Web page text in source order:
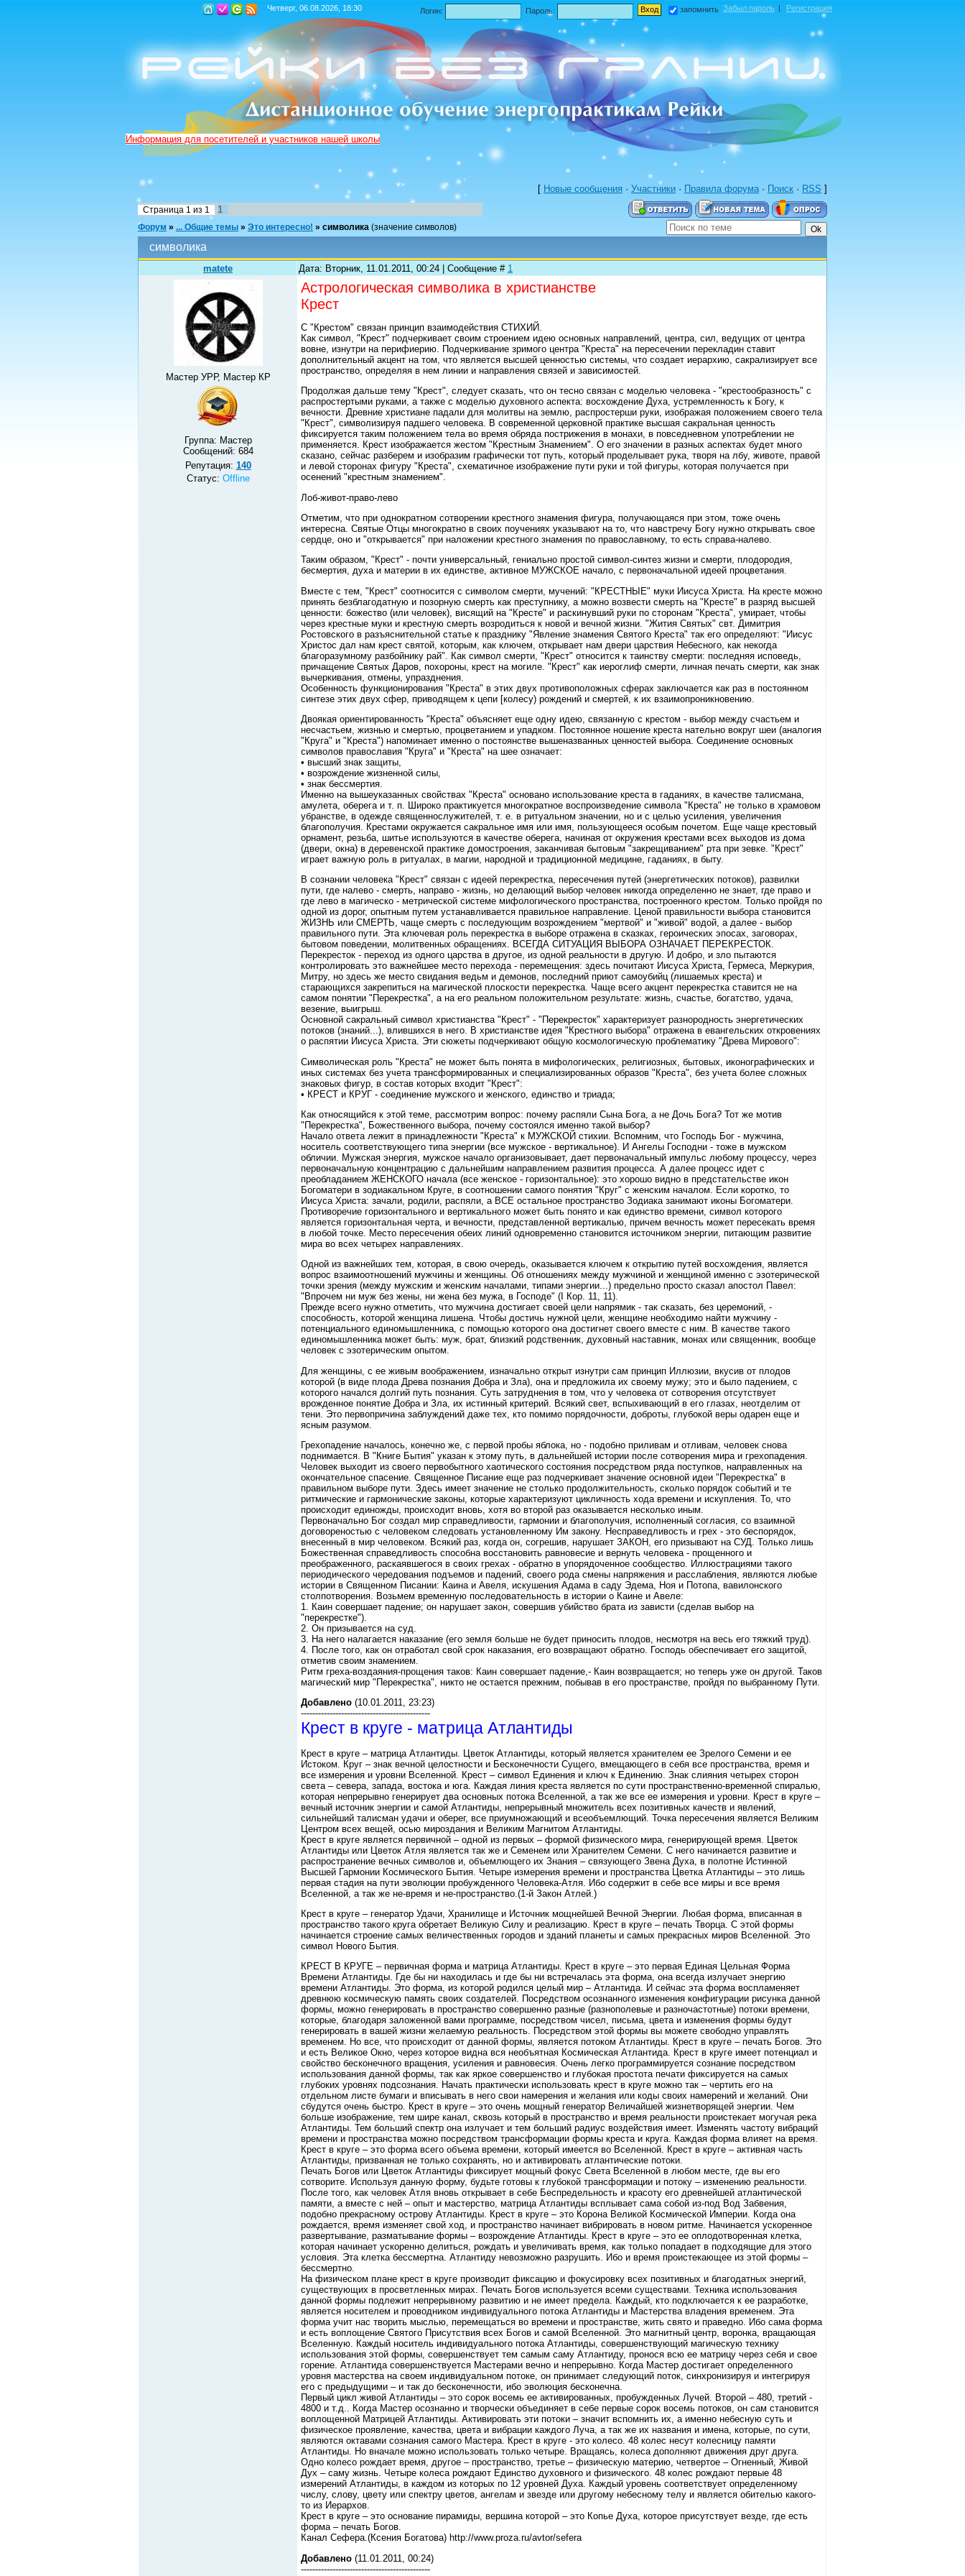
Четверг, 06.08.2026, 18:30 Логин: Пароль: запомнить Забыл пароль | Регистрация
Информация для посетителей и участников нашей школы
[ Новые сообщения · Участники · Правила форума · Поиск · RSS ]
Страница 1 из 1 1
Форум » ... Общие темы » Это интересно! » символика (значение символов)
символика
matete Дата: Вторник, 11.01.2011, 00:24 | Сообщение # 1
Мастер УРР, Мастер КР
Группа: Мастер
Сообщений: 684
Репутация: 140
Статус: Offline
Астрологическая символика в христианстве
Крест
С "Крестом" связан принцип взаимодействия СТИХИЙ.
Как символ, "Крест" подчеркивает своим строением идею основных направлений, центра, сил, ведущих от центра
вовне, изнутри на перифиерию. Подчеркивание зримого центра "Креста" на пересечении перекладин ставит
дополнительный акцент на том, что является высшей ценностью системы, что создает иерархию, сакрализирует все
пространство, определяя в нем линии и направления связей и зависимостей.
Продолжая дальше тему "Крест", следует сказать, что он тесно связан с моделью человека - "крестообразность" с
распростертыми руками, а также с моделью духовного аспекта: восхождение Духа, устремленность к Богу, к
вечности. Древние христиане падали для молитвы на землю, распростерши руки, изображая положением своего тела
"Крест", символизируя падшего человека. В современной церковной практике высшая сакральная ценность
фиксируется таким положением тела во время обряда пострижения в монахи, в повседневном употреблении не
применяется. Крест изображается жестом "Крестным Знамением". О его значении в разных аспектах будет много
сказано, сейчас разберем и изобразим графически тот путь, который проделывает рука, творя на лбу, животе, правой
и левой сторонах фигуру "Креста", схематичное изображение пути руки и той фигуры, которая получается при
осенений "крестным знамением".
Лоб-живот-право-лево
Отметим, что при однократном сотворении крестного знамения фигура, получающаяся при этом, тоже очень
интересна. Святые Отцы многократно в своих поучениях указывают на то, что навстречу Богу нужно открывать свое
сердце, оно и "открывается" при наложении крестного знамения по православному, то есть справа-налево.
Таким образом, "Крест" - почти универсальный, гениально простой символ-синтез жизни и смерти, плодородия,
бесмертия, духа и материи в их единстве, активное МУЖСКОЕ начало, с первоначальной идеей процветания.
Вместе с тем, "Крест" соотносится с символом смерти, мучений: "КРЕСТНЫЕ" муки Иисуса Христа. На кресте можно
принять безблагодатную и позорную смерть как преступнику, а можно возвести смерть на "Кресте" в разряд высшей
ценности: божество (или человек), висящий на "Кресте" и раскинувший руки по сторонам "Креста", умирает, чтобы
через крестные муки и крестную смерть возродиться к новой и вечной жизни. "Жития Святых" свт. Димитрия
Ростовского в разъяснительной статье к празднику "Явление знамения Святого Креста" так его определяют: "Иисус
Христос дал нам крест святой, которым, как ключем, открывает нам двери царствия Небесного, как некогда
благоразумному разбойнику рай". Как символ смерти, "Крест" относится к таинству смерти: последняя исповедь,
причащение Святых Даров, похороны, крест на могиле. "Крест" как иероглиф смерти, личная печать смерти, как знак
вычеркивания, отмены, упразднения.
Особенность функционирования "Креста" в этих двух противоположных сферах заключается как раз в постоянном
синтезе этих двух сфер, приводящем к цепи [колесу) рождений и смертей, к их взаимопроникновению.
Двоякая ориентированность "Креста" объясняет еще одну идею, связанную с крестом - выбор между счастьем и
несчастьем, жизнью и смертью, процветанием и упадком. Постоянное ношение креста нательно вокруг шеи (аналогия
"Круга" и "Креста") напоминает именно о постоянстве вышеназванных ценностей выбора. Соединение основных
символов православия "Круга" и "Креста" на шее означает:
• высший знак защиты,
• возрождение жизненной силы,
• знак бессмертия.
Именно на вышеуказанных свойствах "Креста" основано использование креста в гаданиях, в качестве талисмана,
амулета, оберега и т. п. Широко практикуется многократное воспроизведение символа "Креста" не только в храмовом
убранстве, в одежде священнослужителей, т. е. в ритуальном значении, но и с целью усиления, увеличения
благополучия. Крестами окружается сакральное имя или имя, пользующееся особым почетом. Еще чаще крестовый
орнамент, резьба, шитье используются в качестве оберега, начиная от окружения крестами всех выходов из дома
(двери, окна) в деревенской практике домостроения, заканчивая бытовым "закрещиванием" рта при зевке. "Крест"
играет важную роль в ритуалах, в магии, народной и традиционной медицине, гаданиях, в быту.
В сознании человека "Крест" связан с идеей перекрестка, пересечения путей (энергетических потоков), развилки
пути, где налево - смерть, направо - жизнь, но делающий выбор человек никогда определенно не знает, где право и
где лево в магическо - метрической системе мифологического пространства, построенного крестом. Только пройдя по
одной из дорог, опытным путем устанавливается правильное направление. Ценой правильности выбора становится
ЖИЗНЬ или СМЕРТЬ, чаще смерть с последующим возрождением "мертвой" и "живой" водой, а далее - выбор
правильного пути. Эта ключевая роль перекрестка в выборе отражена в сказках, героических эпосах, заговорах,
бытовом поведении, молитвенных обращениях. ВСЕГДА СИТУАЦИЯ ВЫБОРА ОЗНАЧАЕТ ПЕРЕКРЕСТОК.
Перекресток - переход из одного царства в другое, из одной реальности в другую. И добро, и зло пытаются
контролировать это важнейшее место перехода - перемещения: здесь почитают Иисуса Христа, Гермеса, Меркурия,
Митру, но здесь же место свидания ведьм и демонов, последний приют самоубийц (лишаемых креста) и
старающихся закрепиться на магической плоскости перекрестка. Чаще всего акцент перекрестка ставится не на
самом понятии "Перекрестка", а на его реальном положительном результате: жизнь, счастье, богатство, удача,
везение, выигрыш.
Основной сакральный символ христианства "Крест" - "Перекресток" характеризует разнородность энергетических
потоков (знаний...), влившихся в него. В христианстве идея "Крестного выбора" отражена в евангельских откровениях
о распятии Иисуса Христа. Эти сюжеты подчеркивают общую космологическую проблематику "Древа Мирового":
Символическая роль "Креста" не может быть понята в мифологических, религиозных, бытовых, иконографических и
иных системах без учета трансформированных и специализированных образов "Креста", без учета более сложных
знаковых фигур, в состав которых входит "Крест":
• КРЕСТ и КРУГ - соединение мужского и женского, единство и триада;
Как относящийся к этой теме, рассмотрим вопрос: почему распяли Сына Бога, а не Дочь Бога? Тот же мотив
"Перекрестка", Божественного выбора, почему состоялся именно такой выбор?
Начало ответа лежит в принадлежности "Креста" к МУЖСКОЙ стихии. Вспомним, что Господь Бог - мужчина,
носитель соответствующего типа энергии (все мужское - вертикальное). И Ангелы Господни - тоже в мужском
обличии. Мужская энергия, мужское начало организовывает, дает первоначальный импульс любому процессу, через
первоначальную концентрацию с дальнейшим направлением развития процесса. А далее процесс идет с
преобладанием ЖЕНСКОГО начала (все женское - горизонтальное): это хорошо видно в предстательстве икон
Богоматери в зодиакальном Круге, в соотношении самого понятия "Круг" с женским началом. Если коротко, то
Иисуса Христа: зачали, родили, распяли, а ВСЕ остальное пространство Зодиака занимают иконы Богоматери.
Противоречие горизонтального и вертикального может быть понято и как единство времени, символ которого
является горизонтальная черта, и вечности, представленной вертикалью, причем вечность может пересекать время
в любой точке. Место пересечения обеих линий одновременно становится источником энергии, питающим развитие
мира во всех четырех направлениях.
Одной из важнейших тем, которая, в свою очередь, оказывается ключем к открытию путей восхождения, является
вопрос взаимоотношений мужчины и женщины. Об отношениях между мужчиной и женщиной именно с эзотерической
точки зрения (между мужским и женским началами, типами энергии...) предельно просто сказал апостол Павел:
"Впрочем ни муж без жены, ни жена без мужа, в Господе" (I Кор. 11, 11).
Прежде всего нужно отметить, что мужчина достигает своей цели напрямик - так сказать, без церемоний, -
способность, которой женщина лишена. Чтобы достичь нужной цели, женщине необходимо найти мужчину -
потенциального единомышленника, с помощью которого она достигнет своего вместе с ним. В качестве такого
единомышленника может быть: муж, брат, близкий родственник, духовный наставник, монах или священник, вообще
человек с эзотерическим опытом.
Для женщины, с ее живым воображением, изначально открыт изнутри сам принцип Иллюзии, вкусив от плодов
которой (в виде плода Древа познания Добра и Зла), она и предложила их своему мужу; это и было падением, с
которого начался долгий путь познания. Суть затруднения в том, что у человека от сотворения отсутствует
врожденное понятие Добра и Зла, их истинный критерий. Всякий свет, вспыхивающий в его глазах, неотделим от
тени. Это первопричина заблуждений даже тех, кто помимо порядочности, доброты, глубокой веры одарен еще и
ясным разумом.
Грехопадение началось, конечно же, с первой пробы яблока, но - подобно приливам и отливам, человек снова
поднимается. В "Книге Бытия" указан к этому путь, в дальнейшей истории после сотворения мира и грехопадения.
Человек выходит из своего первобытного хаотического состояния посредством ряда поступков, направленных на
окончательное спасение. Священное Писание еще раз подчеркивает значение основной идеи "Перекрестка" в
правильном выборе пути. Здесь имеет значение не столько продолжительность, сколько порядок событий и те
ритмические и гармонические законы, которые характеризуют цикличность хода времени и искупления. То, что
происходит единожды, происходит вновь, хотя во второй раз оказывается несколько иным.
Первоначально Бог создал мир справедливости, гармонии и благополучия, исполненный согласия, со взаимной
договореностью с человеком следовать установленному Им закону. Несправедливость и грех - это беспорядок,
внесенный в мир человеком. Всякий раз, когда он, согрешив, нарушает ЗАКОН, его призывают на СУД. Только лишь
Божественная справедливость способна восстановить равновесие и вернуть человека - прощенного и
преображенного, раскаявшегося в своих грехах - обратно в упорядоченное сообщество. Иллюстрациями такого
периодического чередования подъемов и падений, своего рода смены напряжения и расслабления, являются любые
истории в Священном Писании: Каина и Авеля, искушения Адама в саду Эдема, Ноя и Потопа, вавилонского
столпотворения. Возьмем временную последовательность в истории о Каине и Авеле:
1. Каин совершает падение; он нарушает закон, совершив убийство брата из зависти (сделав выбор на
"перекрестке").
2. Он призывается на суд.
3. На него налагается наказание (его земля больше не будет приносить плодов, несмотря на весь его тяжкий труд).
4. После того, как он отработал свой срок наказания, его возвращают обратно. Господь обеспечивает его защитой,
отметив своим знамением.
Ритм греха-воздаяния-прощения таков: Каин совершает падение,- Каин возвращается; но теперь уже он другой. Таков
магический мир "Перекрестка", никто не остается прежним, побывав в его пространстве, пройдя по выбранному Пути.
Добавлено (10.01.2011, 23:23)
---------------------------------------------
Крест в круге - матрица Атлантиды
Крест в круге – матрица Атлантиды. Цветок Атлантиды, который является хранителем ее Зрелого Семени и ее
Истоком. Круг – знак вечной целостности и Бесконечности Сущего, вмещающего в себя все пространства, время и
все измерения и уровни Вселенной. Крест – символ Единения и ключ к Единению. Знак слияния четырех сторон
света – севера, запада, востока и юга. Каждая линия креста является по сути пространственно-временной спиралью,
которая непрерывно генерирует два основных потока Вселенной, а так же все ее измерения и уровни. Крест в круге –
вечный источник энергии и самой Атлантиды, непрерывный множитель всех позитивных качеств и явлений,
сильнейший талисман удачи и оберег, все приумножающий и всеобъемлющий. Точка пересечения является Великим
Центром всех вещей, осью мироздания и Великим Магнитом Атлантиды.
Крест в круге является первичной – одной из первых – формой физического мира, генерирующей время. Цветок
Атлантиды или Цветок Атля является так же и Семенем или Хранителем Семени. С него начинается развитие и
распространение вечных символов и, объемлющего их Знания – связующего Звена Духа, в полотне Истинной
Высшей Гармонии Космического Бытия. Четыре измерения времени и пространства Цветка Атлантиды – это лишь
первая стадия на пути эволюции пробужденного Человека-Атля. Ибо содержит в себе все миры и все время
Вселенной, а так же не-время и не-пространство.(1-й Закон Атлей.)
Крест в круге – генератор Удачи, Хранилище и Источник мощнейшей Вечной Энергии. Любая форма, вписанная в
пространство такого круга обретает Великую Силу и реализацию. Крест в круге – печать Творца. С этой формы
начинается строение самых величественных городов и зданий планеты и самых прекрасных миров Вселенной. Это
символ Нового Бытия.
КРЕСТ В КРУГЕ – первичная форма и матрица Атлантиды. Крест в круге – это первая Единая Цельная Форма
Времени Атлантиды. Где бы ни находилась и где бы ни встречалась эта форма, она всегда излучает энергию
времени Атлантиды. Это форма, из которой родился целый мир – Атлантида. И сейчас эта форма воспламеняет
древнюю космическую память своих создателей. Посредством осознанного изменения конфигурации рисунка данной
формы, можно генерировать в пространство совершенно разные (разнополевые и разночастотные) потоки времени,
которые, благодаря заложенной вами программе, посредством чисел, письма, цвета и изменения формы будут
генерировать в вашей жизни желаемую реальность. Посредством этой формы вы можете свободно управлять
временем. Но все, что происходит от данной формы, является потоком Атлантиды. Крест в круге – печать Богов. Это
и есть Великое Окно, через которое видна вся необъятная Космическая Атлантида. Крест в круге имеет потенциал и
свойство бесконечного вращения, усиления и равновесия. Очень легко программируется сознание посредством
использования данной формы, так как яркое совершенство и глубокая простота печати фиксируется на самых
глубоких уровнях подсознания. Начать практически использовать крест в круге можно так – чертить его на
отдельном листе бумаги и вписывать в него свои намерения и желания или коды своих намерений и желаний. Они
сбудутся очень быстро. Крест в круге – это очень мощный генератор Величайшей жизнетворящей энергии. Чем
больше изображение, тем шире канал, сквозь который в пространство и время реальности проистекает могучая река
Атлантиды. Тем больший спектр она излучает и тем больший радиус воздействия имеет. Изменять частоту вибраций
времени и пространства можно посредством трансформации формы креста и круга. Каждая форма влияет на время.
Крест в круге – это форма всего объема времени, который имеется во Вселенной. Крест в круге – активная часть
Атлантиды, призванная не только сохранять, но и активировать атлантические потоки.
Печать Богов или Цветок Атлантиды фиксирует мощный фокус Света Вселенной в любом месте, где вы его
сотворите. Используя данную форму, будьте готовы к глубокой трансформации и потоку – изменению реальности.
После того, как человек Атля вновь открывает в себе Беспредельность и красоту его древнейшей атлантической
памяти, а вместе с ней – опыт и мастерство, матрица Атлантиды всплывает сама собой из-под Вод Забвения,
подобно прекрасному острову Атлантиды. Крест в круге – это Корона Великой Космической Империи. Когда она
рождается, время изменяет свой ход, и пространство начинает вибрировать в новом ритме. Начинается ускоренное
развертывание, разматывание формы – возрождение Атлантиды. Крест в круге – это ее оплодотворенная клетка,
которая начинает ускоренно делиться, рождать и увеличивать время, как только попадает в подходящие для этого
условия. Эта клетка бессмертна. Атлантиду невозможно разрушить. Ибо и время проистекающее из этой формы –
бессмертно.
На физическом плане крест в круге производит фиксацию и фокусировку всех позитивных и благодатных энергий,
существующих в просветленных мирах. Печать Богов используется всеми существами. Техника использования
данной формы подлежит непрерывному развитию и не имеет предела. Каждый, кто подключается к ее разработке,
является носителем и проводником индивидуального потока Атлантиды и Мастерства владения временем. Эта
форма учит нас творить мыслью, перемещаться во времени и пространстве, жить свято и праведно. Ибо сама форма
и есть воплощение Святого Присутствия всех Богов и самой Вселенной. Это магнитный центр, воронка, вращающая
Вселенную. Каждый носитель индивидуального потока Атлантиды, совершенствующий магическую технику
использования этой формы, совершенствует тем самым саму Атлантиду, пронося всю ее матрицу через себя и свое
горение. Атлантида совершенствуется Мастерами вечно и непрерывно. Когда Мастер достигает определенного
уровня мастерства на своем индивидуальном потоке, он принимает следующий поток, синхронизируя и интегрируя
его с предыдущими – и так до бесконечности, ибо эволюция бесконечна.
Первый цикл живой Атлантиды – это сорок восемь ее активированных, пробужденных Лучей. Второй – 480, третий -
4800 и т.д.. Когда Мастер осознанно и творчески объединяет в себе первые сорок восемь потоков, он сам становится
воплощенной Матрицей Атлантиды. Активировать эти потоки – значит вспомнить их, а именно небесную суть и
физическое проявление, качества, цвета и вибрации каждого Луча, а так же их названия и имена, которые, по сути,
являются октавами сознания самого Мастера. Крест в круге - это колесо. 48 колес несут колесницу памяти
Атлантиды. Но вначале можно использовать только четыре. Вращаясь, колеса дополняют движения друг друга.
Одно колесо рождает время, другое – пространство, третье – физическую материю, четвертое – Огненный, Живой
Дух – саму жизнь. Четыре колеса рождают Единство духовного и физического. 48 колес рождают первые 48
измерений Атлантиды, в каждом из которых по 12 уровней Духа. Каждый уровень соответствует определенному
числу, слову, цвету или спектру цветов, ангелам и звезде или другому небесному телу и является обителью какого-
то из Иерархов.
Крест в круге – это основание пирамиды, вершина которой – это Копье Духа, которое присутствует везде, где есть
форма – печать Богов.
Канал Сефера.(Ксения Богатова) http://www.proza.ru/avtor/sefera
Добавлено (11.01.2011, 00:24)
---------------------------------------------